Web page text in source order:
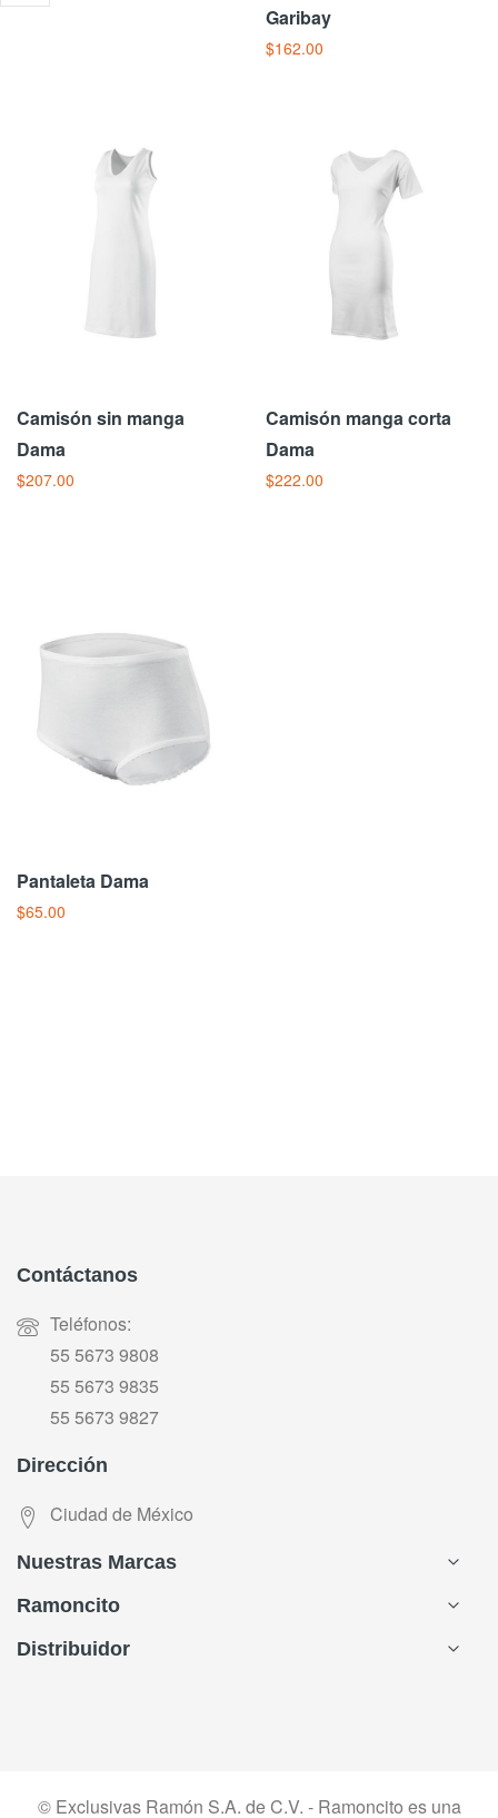
Garibay
$162.00Añadir Al Carrito
Camisón sin manga
Dama
$207.00
Camisón manga corta
Dama
$222.00
Pantaleta Dama
$65.00
Contáctanos
Teléfonos:
55 5673 9808
55 5673 9835
55 5673 9827
Dirección
Ciudad de México
Nuestras Marcas
Ramoncito
Distribuidor
© Exclusivas Ramón S.A. de C.V. - Ramoncito es una